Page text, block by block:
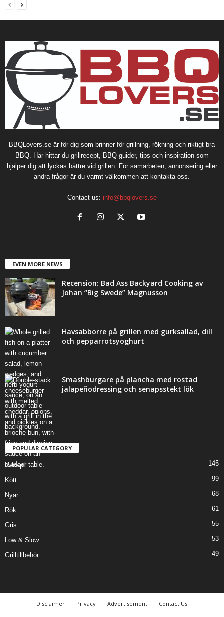
BBQLovers.se är för dig som brinner för grillning, rökning och riktigt bra
BBQ. Här hittar du grillrecept, BBQ-guider, tips och inspiration som
hjälper dig att lyckas bättre vid grillen. För samarbeten, annonsering eller
andra frågor är du varmt välkommen att kontakta oss.
Contact us: info@bbqlovers.se
EVEN MORE NEWS
Recension: Bad Ass Backyard Cooking av
Johan “Big Swede” Magnusson
Havsabborre på grillen med gurksallad, dill
och pepparrotsyoghurt
Smashburgare på plancha med rostad
jalapeñodressing och senapsstekt lök
POPULAR CATEGORY
Recept 145
Kött 99
Nyår 68
Rök 61
Gris 55
Low & Slow 53
Grilltillbehör 49
Disclaimer Privacy Advertisement
Contact Us